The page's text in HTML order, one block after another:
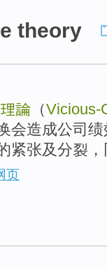
theory
論 （Vicious-
会造成公司
紧张及分裂
页